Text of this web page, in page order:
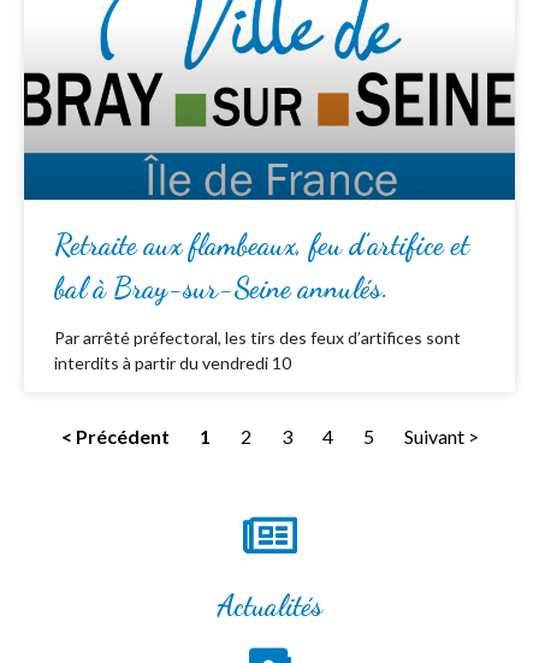
Retraite aux flambeaux, feu d’artifice et
bal à Bray-sur-Seine annulés.
Par arrêté préfectoral, les tirs des feux d’artifices sont
interdits à partir du vendredi 10
< Précédent 1 2 3 4 5 Suivant >
Actualités